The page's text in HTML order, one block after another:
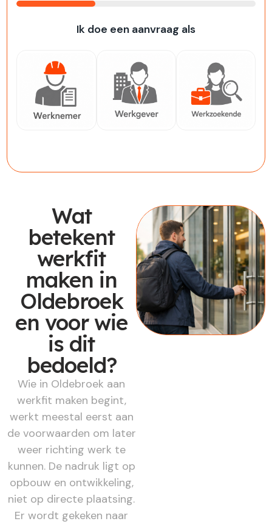
33%
Ik doe een aanvraag als
Wat
betekent
werkfit
maken in
Oldebroek
en voor wie
is dit
bedoeld?
Wie in Oldebroek aan
werkfit maken begint,
werkt meestal eerst aan
de voorwaarden om later
weer richting werk te
kunnen. De nadruk ligt op
opbouw en ontwikkeling,
niet op directe plaatsing.
Er wordt gekeken naar